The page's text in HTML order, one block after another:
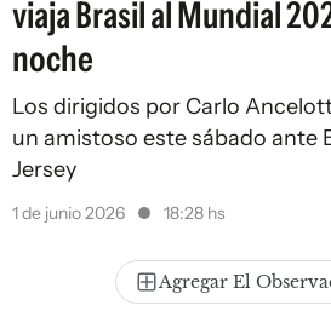
viaja Brasil al Mundial
noche
Los dirigidos por Carlo
un amistoso este sábado ante
Jersey
1 de junio 2026 18:28 hs
Agregar El